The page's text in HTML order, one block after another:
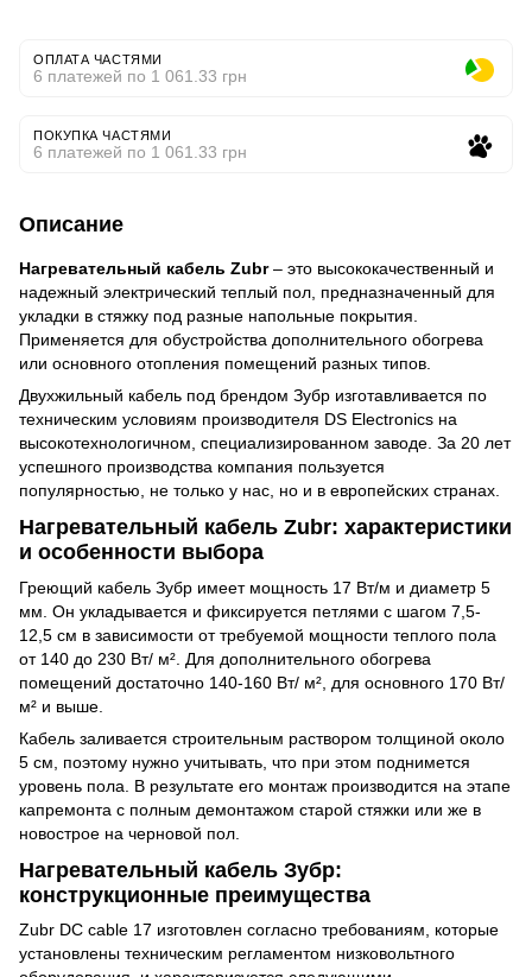
ОПЛАТА ЧАСТЯМИ
6 платежей по 1 061.33 грн
ПОКУПКА ЧАСТЯМИ
6 платежей по 1 061.33 грн
Описание
Нагревательный кабель Zubr– это высококачественный и
надежный электрический теплый пол, предназначенный для
укладки в стяжку под разные напольные покрытия.
Применяется для обустройства дополнительного обогрева
или основного отопления помещений разных типов.
Двухжильный кабель под брендом Зубр изготавливается по
техническим условиям производителя DS Electronics на
высокотехнологичном, специализированном заводе. За 20 лет
успешного производства компания пользуется
популярностью, не только у нас, но и в европейских странах.
Нагревательный кабель Zubr: характеристики
и особенности выбора
Греющий кабель Зубр имеет мощность 17 Вт/м и диаметр 5
мм. Он укладывается и фиксируется петлями с шагом 7,5-
12,5 см в зависимости от требуемой мощности теплого пола
от 140 до 230 Вт/ м². Для дополнительного обогрева
помещений достаточно 140-160 Вт/ м², для основного 170 Вт/
м² и выше.
Кабель заливается строительным раствором толщиной около
5 см, поэтому нужно учитывать, что при этом поднимется
уровень пола. В результате его монтаж производится на этапе
капремонта с полным демонтажом старой стяжки или же в
новострое на черновой пол.
Нагревательный кабель Зубр:
конструкционные преимущества
Zubr DC cable 17 изготовлен согласно требованиям, которые
установлены техническим регламентом низковольтного